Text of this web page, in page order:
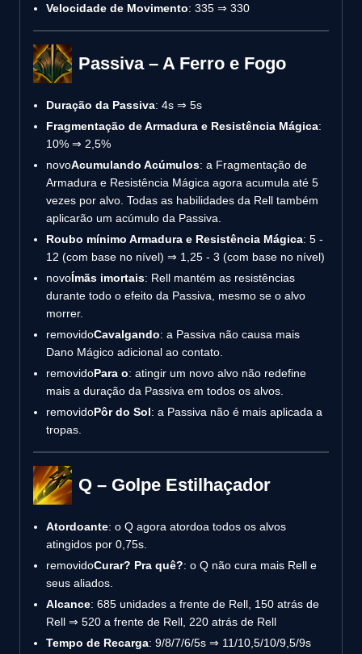
Velocidade de Movimento: 335 ⇒ 330
Passiva – A Ferro e Fogo
Duração da Passiva: 4s ⇒ 5s
Fragmentação de Armadura e Resistência Mágica:
10% ⇒ 2,5%
novoAcumulando Acúmulos: a Fragmentação de
Armadura e Resistência Mágica agora acumula até 5
vezes por alvo. Todas as habilidades da Rell também
aplicarão um acúmulo da Passiva.
Roubo mínimo Armadura e Resistência Mágica: 5 -
12 (com base no nível) ⇒ 1,25 - 3 (com base no nível)
novoÍmãs imortais: Rell mantém as resistências
durante todo o efeito da Passiva, mesmo se o alvo
morrer.
removidoCavalgando: a Passiva não causa mais
Dano Mágico adicional ao contato.
removidoPara o: atingir um novo alvo não redefine
mais a duração da Passiva em todos os alvos.
removidoPôr do Sol: a Passiva não é mais aplicada a
tropas.
Q – Golpe Estilhaçador
Atordoante: o Q agora atordoa todos os alvos
atingidos por 0,75s.
removidoCurar? Pra quê?: o Q não cura mais Rell e
seus aliados.
Alcance: 685 unidades a frente de Rell, 150 atrás de
Rell ⇒ 520 a frente de Rell, 220 atrás de Rell
Tempo de Recarga: 9/8/7/6/5s ⇒ 11/10,5/10/9,5/9s